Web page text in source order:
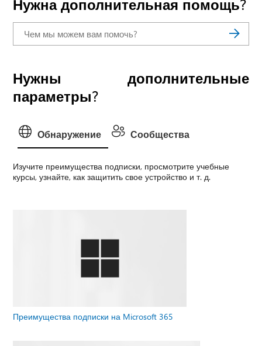
Нужна дополнительная помощь?
Нужны дополнительные
параметры?
Обнаружение Сообщества
Изучите преимущества подписки, просмотрите учебные
курсы, узнайте, как защитить свое устройство и т. д.
Преимущества подписки на Microsoft 365